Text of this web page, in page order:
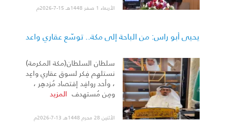
الأربعاء 1 صفر 1448هـ 15-7-2026م
يحيى أبو راس: من الباحة إلى مكة.. توسّع عقاري واعد
سلطان السلطان(مكة المكرمة)
نستلهِم فِكر لسوق عقاري واعِد
، وأحد روافِد إقتصاد مُزدهِر ،
ومِن مُستهدف المزيد
الأثنين 28 محرم 1448هـ 13-7-2026م